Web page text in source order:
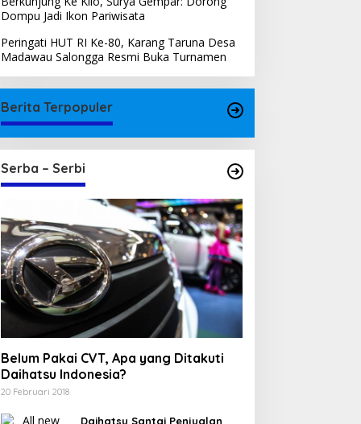
Dompu Jadi Ikon Pariwisata
Peringati HUT RI Ke-80, Karang Taruna Desa
Madawau Salongga Resmi Buka Turnamen
Berita Terpopuler
Serba – Serbi
Belum Pakai CVT, Apa yang Ditakuti
Daihatsu Indonesia?
20 Februari 2018
Daihatsu Santai Penjualan